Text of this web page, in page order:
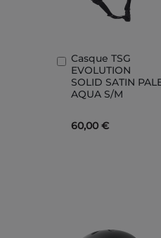
Casque TSG
EVOLUTION
SOLID SATIN
AQUA S/M
60,00 €
Ajouter
au
panier